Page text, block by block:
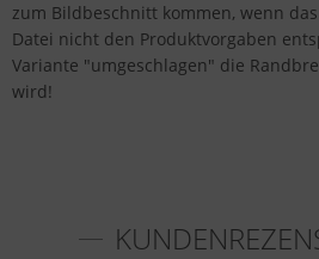
zum Bildbeschnitt kommen, wenn
Datei nicht den Produktvorgaben
Variante "umgeschlagen" die
wird!